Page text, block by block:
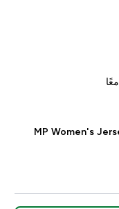
MP Women's